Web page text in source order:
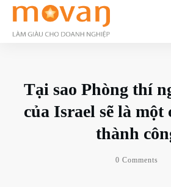
Tại sao Phòng thí
của Israel sẽ là một
thành
0 Comments